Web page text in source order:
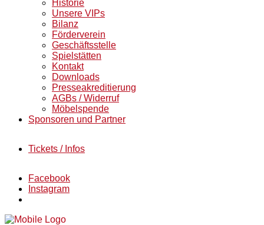
Historie
Unsere VIPs
Bilanz
Förderverein
Geschäftsstelle
Spielstätten
Kontakt
Downloads
Presseakreditierung
AGBs / Widerruf
Möbelspende
Sponsoren und Partner
Tickets / Infos
Facebook
Instagram